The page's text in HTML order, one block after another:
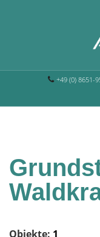
+49 (0) 8651-
Objekte: 1